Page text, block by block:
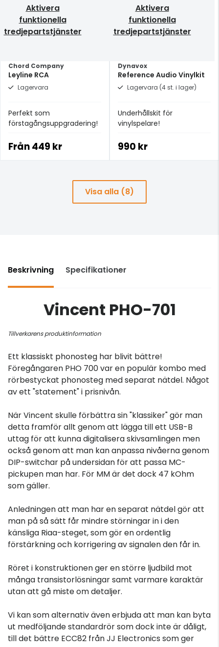
Aktivera
funktionella
tredjepartstjänster
Chord Company
Leyline RCA
Lagervara
Perfekt som
förstagångsuppgradering!
Från449 kr
Aktivera
funktionella
tredjepartstjänster
Dynavox
Reference Audio Vinylkit
Lagervara (4 st. i lager)
Underhållskit för
vinylspelare!
990 kr
Visa alla (8)
Beskrivning Specifikationer
Vincent PHO-701
Tillverkarens produktinformation
Ett klassiskt phonosteg har blivit bättre!
Föregångaren PHO 700 var en populär kombo med
rörbestyckat phonosteg med separat nätdel. Något
av ett "statement" i prisnivån.
När Vincent skulle förbättra sin "klassiker" gör man
detta framför allt genom att lägga till ett USB-B
uttag för att kunna digitalisera skivsamlingen men
också genom att man kan anpassa nivåerna genom
DIP-switchar på undersidan för att passa MC-
pickupen man har. För MM är det dock 47 kOhm
som gäller.
Anledningen att man har en separat nätdel gör att
man på så sätt får mindre störningar in i den
känsliga Riaa-steget, som gör en ordentlig
förstärkning och korrigering av signalen den får in.
Röret i konstruktionen ger en större ljudbild mot
många transistorlösningar samt varmare karaktär
utan att gå miste om detaljer.
Vi kan som alternativ även erbjuda att man kan byta
ut medföljande standardrör som dock inte är dåligt,
till det bättre ECC82 från JJ Electronics som ger